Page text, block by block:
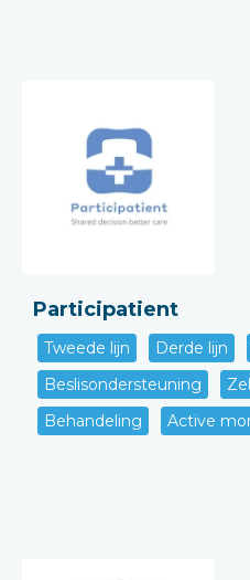
Participatient
Tweede lijn Derde lijn
Beslisondersteuning
Behandeling
Active